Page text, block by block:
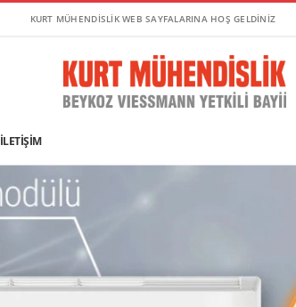
KURT MÜHENDİSLİK WEB SAYFALARINA HOŞ GELDİNİZ
İLETIŞIM